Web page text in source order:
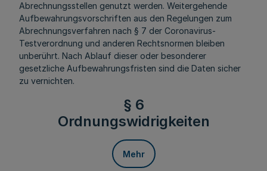
Abrechnungsstellen genutzt werden. Weitergehende
Aufbewahrungsvorschriften aus den Regelungen zum
Abrechnungsverfahren nach § 7 der Coronavirus-
Testverordnung und anderen Rechtsnormen bleiben
unberührt. Nach Ablauf dieser oder besonderer
gesetzliche Aufbewahrungsfristen sind die Daten sicher
zu vernichten.
§ 6
Ordnungswidrigkeiten
Mehr